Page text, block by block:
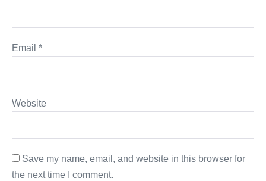
Email *
Website
Save my name, email, and website in this browser for
the next time I comment.